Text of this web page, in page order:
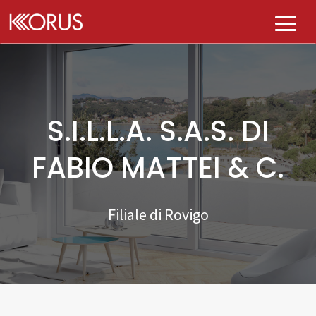
Chi siamo
Governance
PRODOTTI
Tutti i prodotti
PLUS
K-perfect
DIVENTA KASA KORUS
CONTATTI
S.I.L.L.A. S.A.S. DI
FABIO MATTEI & C.
Filiale di Rovigo